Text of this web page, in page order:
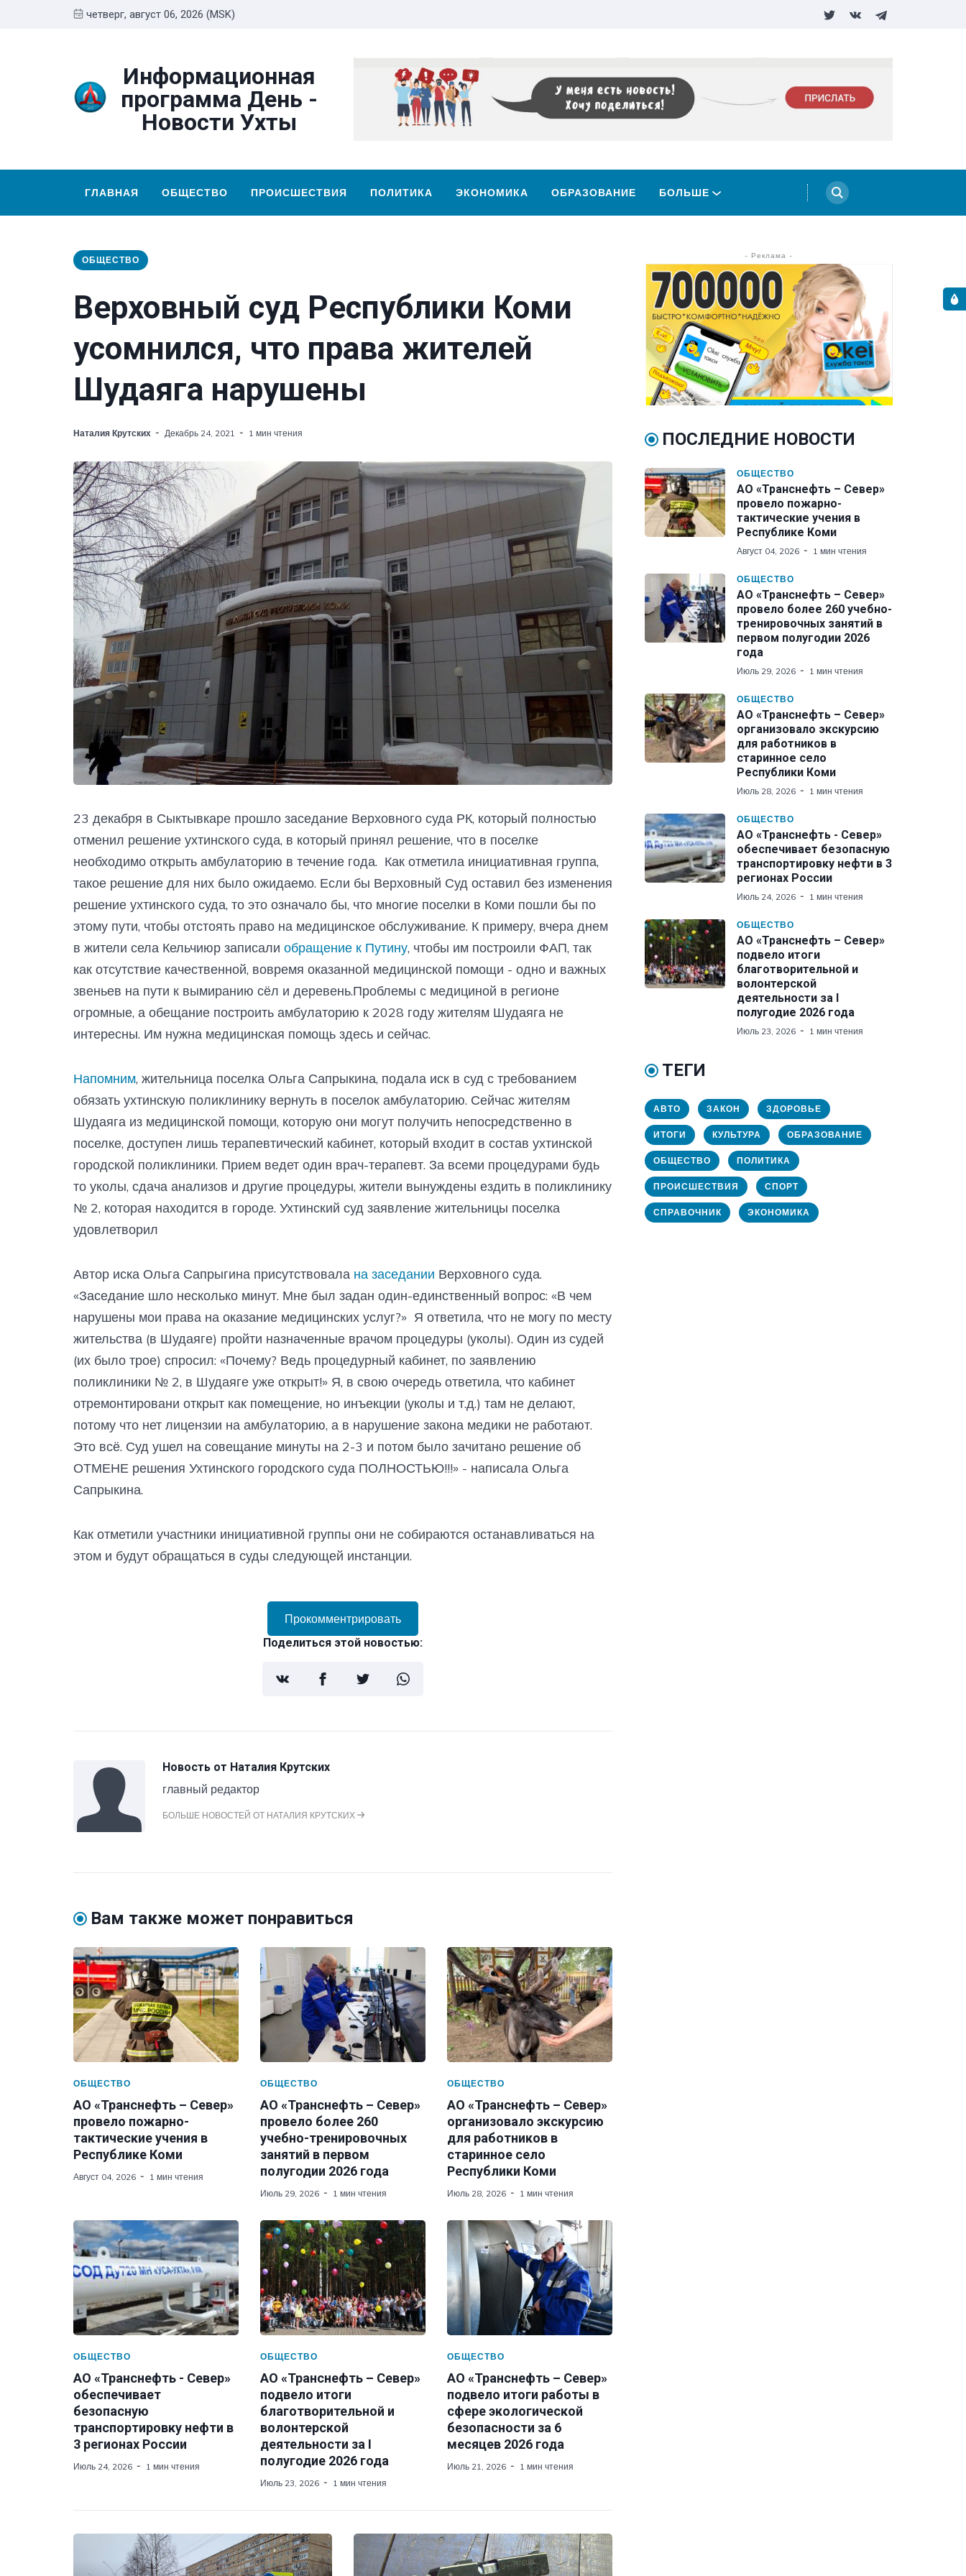
четверг, август 06, 2026 (MSK)
Информационная
программа День -
Новости Ухты
ГЛАВНАЯ ОБЩЕСТВО ПРОИСШЕСТВИЯ ПОЛИТИКА ЭКОНОМИКА ОБРАЗОВАНИЕ БОЛЬШЕ
ОБЩЕСТВО
Верховный суд Республики Коми
усомнился, что права жителей
Шудаяга нарушены
Наталия Крутских Декабрь 24, 2021 1 мин чтения
23 декабря в Сыктывкаре прошло заседание Верховного суда РК, который полностью
отменил решение ухтинского суда, в который принял решение, что в поселке
необходимо открыть амбулаторию в течение года. Как отметила инициативная группа,
такое решение для них было ожидаемо. Если бы Верховный Суд оставил без изменения
решение ухтинского суда, то это означало бы, что многие поселки в Коми пошли бы по
этому пути, чтобы отстоять право на медицинское обслуживание. К примеру, вчера днем
в жители села Кельчиюр записали обращение к Путину, чтобы им построили ФАП, так
как отсутствие качественной, вовремя оказанной медицинской помощи - одно и важных
звеньев на пути к вымиранию сёл и деревень.Проблемы с медициной в регионе
огромные, а обещание построить амбулаторию к 2028 году жителям Шудаяга не
интересны. Им нужна медицинская помощь здесь и сейчас.
Напомним, жительница поселка Ольга Сапрыкина, подала иск в суд с требованием
обязать ухтинскую поликлинику вернуть в поселок амбулаторию. Сейчас жителям
Шудаяга из медицинской помощи, которую они могут получить непосредственно в
поселке, доступен лишь терапевтический кабинет, который входит в состав ухтинской
городской поликлиники. Прием ведет один врач-терапевт. За всеми процедурами будь
то уколы, сдача анализов и другие процедуры, жители вынуждены ездить в поликлинику
№ 2, которая находится в городе. Ухтинский суд заявление жительницы поселка
удовлетворил
Автор иска Ольга Сапрыгина присутствовала на заседании Верховного суда.
«Заседание шло несколько минут. Мне был задан один-единственный вопрос: «В чем
нарушены мои права на оказание медицинских услуг?» Я ответила, что не могу по месту
жительства (в Шудаяге) пройти назначенные врачом процедуры (уколы). Один из судей
(их было трое) спросил: «Почему? Ведь процедурный кабинет, по заявлению
поликлиники № 2, в Шудаяге уже открыт!» Я, в свою очередь ответила, что кабинет
отремонтировани открыт как помещение, но инъекции (уколы и т.д.) там не делают,
потому что нет лицензии на амбулаторию, а в нарушение закона медики не работают.
Это всё. Суд ушел на совещание минуты на 2-3 и потом было зачитано решение об
ОТМЕНЕ решения Ухтинского городского суда ПОЛНОСТЬЮ!!!» - написала Ольга
Сапрыкина.
Как отметили участники инициативной группы они не собираются останавливаться на
этом и будут обращаться в суды следующей инстанции.
Прокомментрировать
Поделиться этой новостью:
Новость от Наталия Крутских
главный редактор
БОЛЬШЕ НОВОСТЕЙ ОТ НАТАЛИЯ КРУТСКИХ
Вам также может понравиться
ОБЩЕСТВО
АО «Транснефть – Север»
провело пожарно-
тактические учения в
Республике Коми
Август 04, 2026 1 мин чтения
ОБЩЕСТВО
АО «Транснефть – Север»
провело более 260
учебно-тренировочных
занятий в первом
полугодии 2026 года
Июль 29, 2026 1 мин чтения
ОБЩЕСТВО
АО «Транснефть – Север»
организовало экскурсию
для работников в
старинное село
Республики Коми
Июль 28, 2026 1 мин чтения
ОБЩЕСТВО
АО «Транснефть - Север»
обеспечивает
безопасную
транспортировку нефти в
3 регионах России
Июль 24, 2026 1 мин чтения
ОБЩЕСТВО
АО «Транснефть – Север»
подвело итоги
благотворительной и
волонтерской
деятельности за I
полугодие 2026 года
Июль 23, 2026 1 мин чтения
ОБЩЕСТВО
АО «Транснефть – Север»
подвело итоги работы в
сфере экологической
безопасности за 6
месяцев 2026 года
Июль 21, 2026 1 мин чтения
- Реклама -
ПОСЛЕДНИЕ НОВОСТИ
ОБЩЕСТВО
АО «Транснефть – Север»
провело пожарно-
тактические учения в
Республике Коми
Август 04, 2026 1 мин чтения
ОБЩЕСТВО
АО «Транснефть – Север»
провело более 260 учебно-
тренировочных занятий в
первом полугодии 2026
года
Июль 29, 2026 1 мин чтения
ОБЩЕСТВО
АО «Транснефть – Север»
организовало экскурсию
для работников в
старинное село
Республики Коми
Июль 28, 2026 1 мин чтения
ОБЩЕСТВО
АО «Транснефть - Север»
обеспечивает безопасную
транспортировку нефти в 3
регионах России
Июль 24, 2026 1 мин чтения
ОБЩЕСТВО
АО «Транснефть – Север»
подвело итоги
благотворительной и
волонтерской
деятельности за I
полугодие 2026 года
Июль 23, 2026 1 мин чтения
ТЕГИ
АВТО ЗАКОН ЗДОРОВЬЕ
ИТОГИ КУЛЬТУРА ОБРАЗОВАНИЕ
ОБЩЕСТВО ПОЛИТИКА
ПРОИСШЕСТВИЯ СПОРТ
СПРАВОЧНИК ЭКОНОМИКА